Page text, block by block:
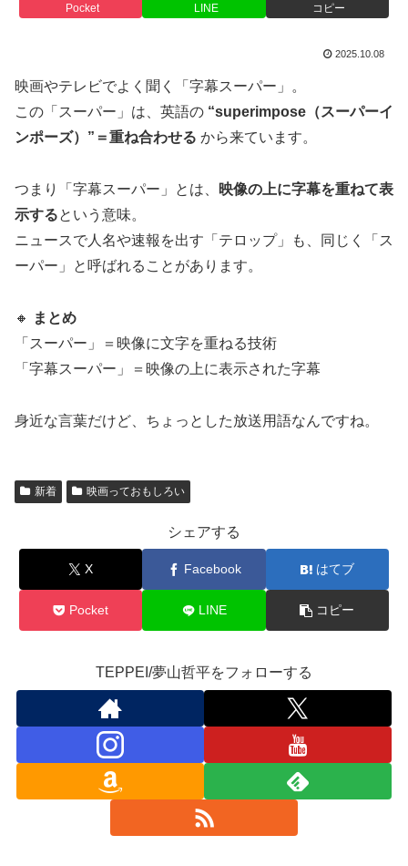
Pocket LINE コピー
2025.10.08
映画やテレビでよく聞く「字幕スーパー」。
この「スーパー」は、英語の “superimpose（スーパーイ
ンポーズ）”＝重ね合わせる から来ています。
つまり「字幕スーパー」とは、
映像の上に字幕を重ねて表
示するという意味。
ニュースで人名や速報を出す「テロップ」も、同じく「ス
ーパー」と呼ばれることがあります。
🔸
まとめ
「スーパー」＝映像に文字を重ねる技術
「字幕スーパー」＝映像の上に表示された字幕
身近な言葉だけど、ちょっとした放送用語なんですね。
新着 映画っておもしろい
シェアする
X Facebook はてブ
Pocket LINE コピー
TEPPEI/夢山哲平をフォローする